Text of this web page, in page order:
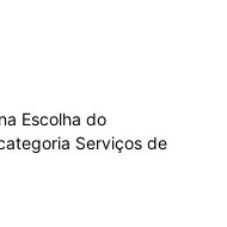
Escolha do
Serviços de